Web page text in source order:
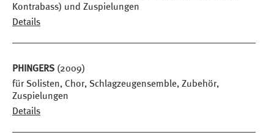
Kontrabass) und Zuspielungen
Details
PHINGERS (2009)
für Solisten, Chor, Schlagzeugensemble, Zubehör,
Zuspielungen
Details